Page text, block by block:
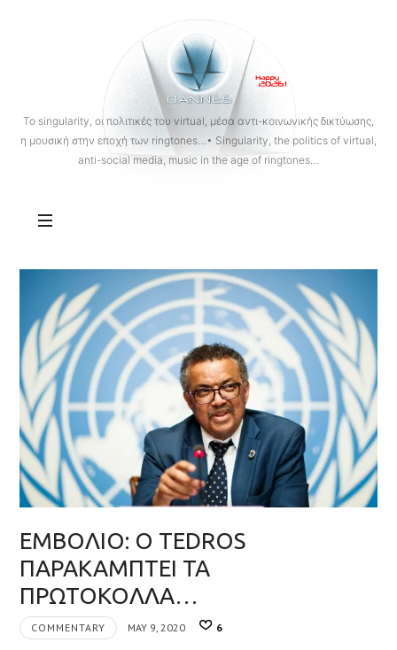
OANNES
To singularity, οι πολιτικές του virtual, μέσα αντι-κοινωνικής δικτύωσης,
η μουσική στην εποχή των ringtones…• Singularity, the politics of virtual,
anti-social media, music in the age of ringtones…
ΕΜΒΟΛΙΟ: Ο TEDROS
ΠΑΡΑΚΑΜΠΤΕΙ ΤΑ
ΠΡΩΤΟΚΟΛΛΑ…
COMMENTARY MAY 9, 2020 6